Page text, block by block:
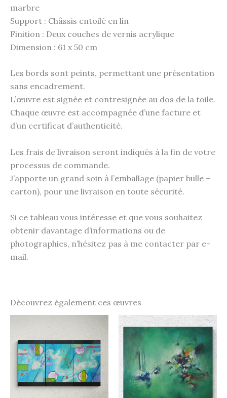
marbre
Support : Châssis entoilé en lin
Finition : Deux couches de vernis acrylique
Dimension : 61 x 50 cm
Les bords sont peints, permettant une présentation
sans encadrement.
L’œuvre est signée et contresignée au dos de la toile.
Chaque œuvre est accompagnée d’une facture et
d’un certificat d’authenticité.
Les frais de livraison seront indiqués à la fin de votre
processus de commande.
J’apporte un grand soin à l’emballage (papier bulle +
carton), pour une livraison en toute sécurité.
Si ce tableau vous intéresse et que vous souhaitez
obtenir davantage d’informations ou de
photographies, n’hésitez pas à me contacter par e-
mail.
Découvrez également ces œuvres